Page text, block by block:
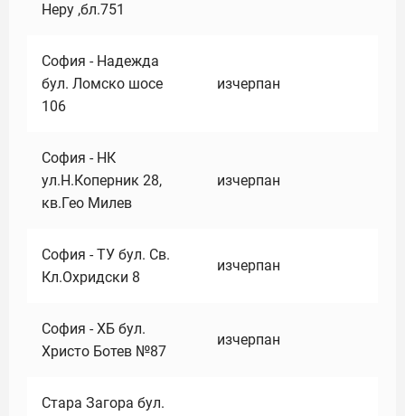
Неру ,бл.751
София - Надежда
бул. Ломско шосе
106
изчерпан
София - НК
ул.Н.Коперник 28,
кв.Гео Милев
изчерпан
София - ТУ бул. Св.
Кл.Охридски 8
изчерпан
София - ХБ бул.
Христо Ботев №87
изчерпан
Стара Загора бул.